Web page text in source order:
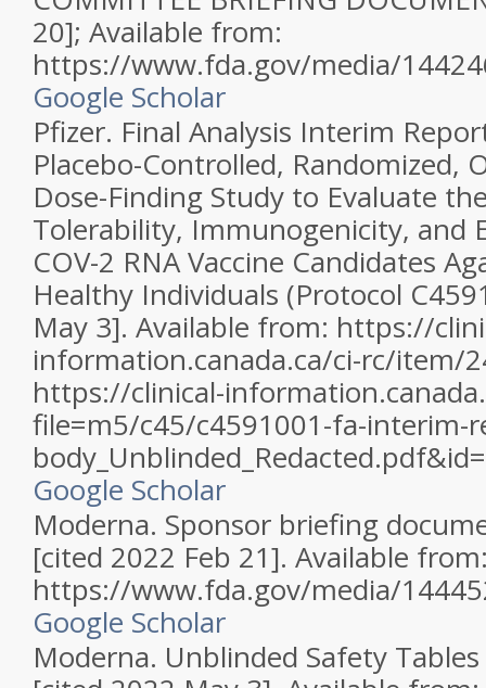
20]; Available from:
https://www.fda.gov/media/
Google Scholar
Pfizer. Final Analysis Interim
Placebo-Controlled, Randomized,
Dose-Finding Study to Evaluate
Tolerability, Immunogenicity, and
COV-2 RNA Vaccine Candidates
Healthy Individuals (Protocol
May 3]. Available from: https://
information.canada.ca/ci-rc/item/
https://clinical-
file=m5/c45/c4591001-fa-interim-
Google Scholar
Moderna. Sponsor briefing
[cited 2022 Feb 21]. Available
https://www.fda.gov/media/
Google Scholar
Moderna. Unblinded Safety